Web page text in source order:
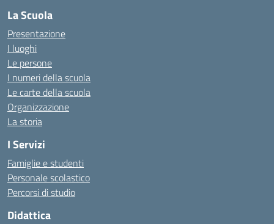
La Scuola
Presentazione
I luoghi
Le persone
I numeri della scuola
Le carte della scuola
Organizzazione
La storia
I Servizi
Famiglie e studenti
Personale scolastico
Percorsi di studio
Didattica